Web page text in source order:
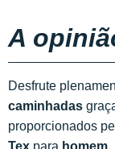
A
Desfrute
caminhadas
proporcionados